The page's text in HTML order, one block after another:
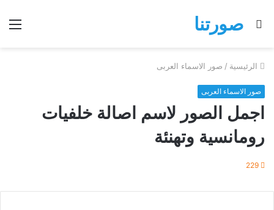
صورتنا
بحث
الرئيسية / صور الاسماء العربى
صور الاسماء العربى
اجمل الصور لاسم اصالة خلفيات
رومانسية وتهنئة
229